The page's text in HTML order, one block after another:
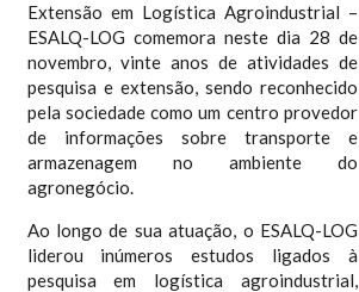
Extensão em Logística Agroindustrial –
ESALQ-LOG comemora neste dia 28 de
novembro, vinte anos de atividades de
pesquisa e extensão, sendo reconhecido
pela sociedade como um centro provedor
de informações sobre transporte e
armazenagem no ambiente do
agronegócio.
Ao longo de sua atuação, o ESALQ-LOG
liderou inúmeros estudos ligados à
pesquisa em logística agroindustrial,